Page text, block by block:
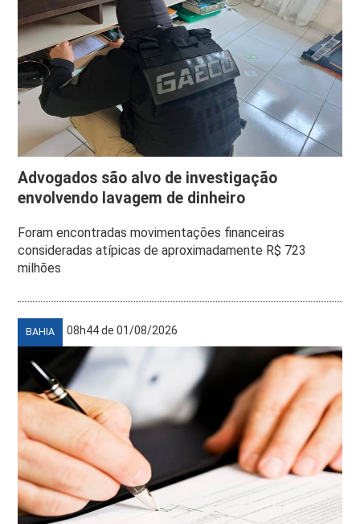
Advogados são alvo de investigação
envolvendo lavagem de dinheiro
Foram encontradas movimentações financeiras
consideradas atípicas de aproximadamente R$ 723
milhões
BAHIA 08h44 de 01/08/2026